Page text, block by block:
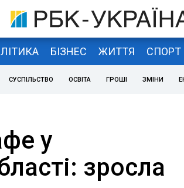
БІЗНЕС ЖИТТЯ СПОРТ
СУСПІЛЬСТВО ОСВІТА ГРОШІ ЗМІНИ
у
зросла